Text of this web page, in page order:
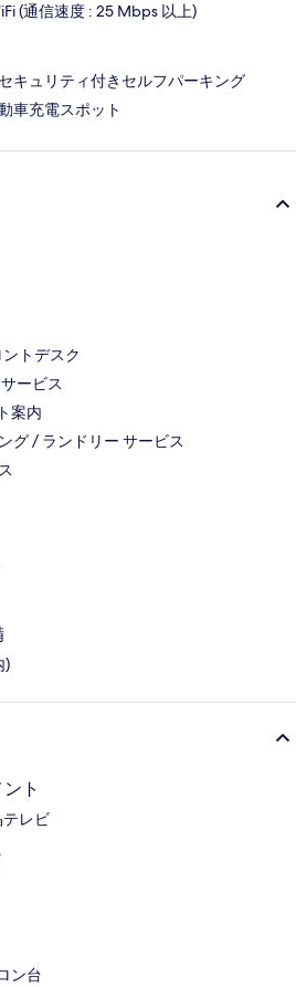
(通信速度 : 25 Mbps 以上)
キュリティ付きセルフパーキング
車充電スポット
トデスク
ービス
案内
グ / ランドリー サービス
)
ト
レビ
ン台